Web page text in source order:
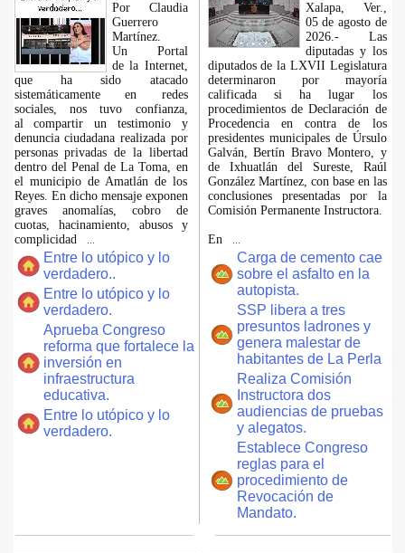
Por Claudia
Guerrero
Martínez.
​Un Portal
de la Internet,
que ha sido atacado
sistemáticamente en redes
sociales, nos tuvo confianza,
al compartir un testimonio y
denuncia ciudadana realizada por
personas privadas de la libertad
dentro del Penal de La Toma, en
el municipio de Amatlán de los
Reyes. En dicho mensaje exponen
graves anomalías, cobro de
cuotas, hacinamiento, abusos y
complicidad
Entre lo utópico y lo
verdadero..
Entre lo utópico y lo
verdadero.
Aprueba Congreso
reforma que fortalece la
inversión en
infraestructura
educativa.
Entre lo utópico y lo
verdadero.
Xalapa, Ver.,
05 de agosto de
2026.- Las
diputadas y los
diputados de la LXVII Legislatura
determinaron por mayoría
calificada si ha lugar los
procedimientos de Declaración de
Procedencia en contra de los
presidentes municipales de Úrsulo
Galván, Bertín Bravo Montero, y
de Ixhuatlán del Sureste, Raúl
González Martínez, con base en las
conclusiones presentadas por la
Comisión Permanente Instructora.
En
Carga de cemento cae
sobre el asfalto en la
autopista.
SSP libera a tres
presuntos ladrones y
genera malestar de
habitantes de La Perla
Realiza Comisión
Instructora dos
audiencias de pruebas
y alegatos.
Establece Congreso
reglas para el
procedimiento de
Revocación de
Mandato.